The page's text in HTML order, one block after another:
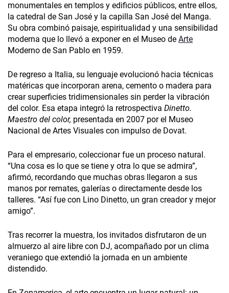
monumentales en templos y edificios públicos, entre ellos,
la catedral de San José y la capilla San José del Manga.
Su obra combinó paisaje, espiritualidad y una sensibilidad
moderna que lo llevó a exponer en el Museo de Arte
Moderno de San Pablo en 1959.
De regreso a Italia, su lenguaje evolucionó hacia técnicas
matéricas que incorporan arena, cemento o madera para
crear superficies tridimensionales sin perder la vibración
del color. Esa etapa integró la retrospectiva Dinetto.
Maestro del color, presentada en 2007 por el Museo
Nacional de Artes Visuales con impulso de Dovat.
Para el empresario, coleccionar fue un proceso natural.
“Una cosa es lo que se tiene y otra lo que se admira”,
afirmó, recordando que muchas obras llegaron a sus
manos por remates, galerías o directamente desde los
talleres. “Así fue con Lino Dinetto, un gran creador y mejor
amigo”.
Tras recorrer la muestra, los invitados disfrutaron de un
almuerzo al aire libre con DJ, acompañado por un clima
veraniego que extendió la jornada en un ambiente
distendido.